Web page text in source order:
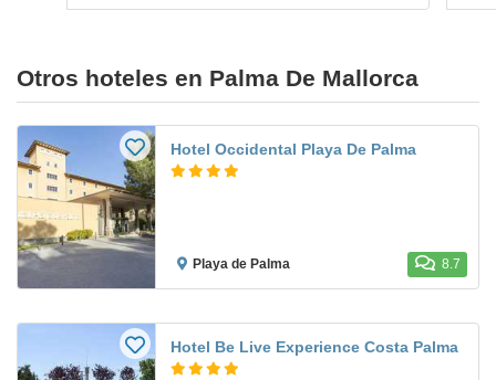
Otros hoteles en Palma De Mallorca
Hotel Occidental Playa De Palma
Playa de Palma 8.7
Hotel Be Live Experience Costa Palma